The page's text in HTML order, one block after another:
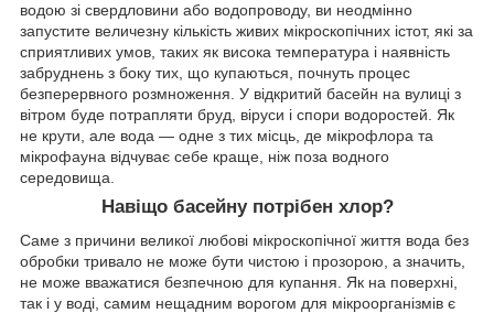
водою зі свердловини або водопроводу, ви неодмінно
запустите величезну кількість живих мікроскопічних істот, які за
сприятливих умов, таких як висока температура і наявність
забруднень з боку тих, що купаються, почнуть процес
безперервного розмноження. У відкритий басейн на вулиці з
вітром буде потрапляти бруд, віруси і спори водоростей. Як
не крути, але вода — одне з тих місць, де мікрофлора та
мікрофауна відчуває себе краще, ніж поза водного
середовища.
Навіщо басейну потрібен хлор?
Саме з причини великої любові мікроскопічної життя вода без
обробки тривало не може бути чистою і прозорою, а значить,
не може вважатися безпечною для купання. Як на поверхні,
так і у воді, самим нещадним ворогом для мікроорганізмів є